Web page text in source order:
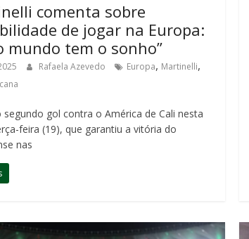
comenta sobre
de jogar na Europa:
mundo tem o sonho”
Rafaela Azevedo Europa, Martinelli,
segundo gol contra o América de Cali nesta
feira (19), que garantiu a vitória do
nas